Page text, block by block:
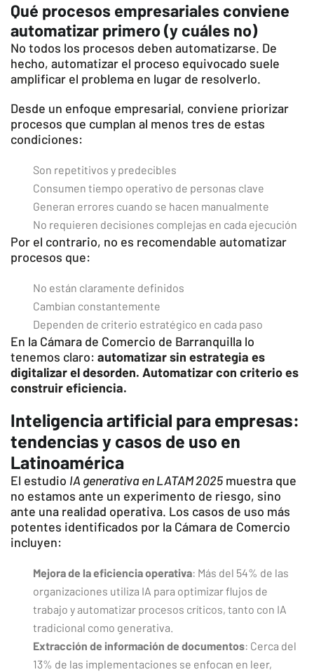
Qué procesos empresariales conviene
automatizar primero (y cuáles no)
No todos los procesos deben automatizarse. De
hecho, automatizar el proceso equivocado suele
amplificar el problema en lugar de resolverlo.
Desde un enfoque empresarial, conviene priorizar
procesos que cumplan al menos tres de estas
condiciones:
Son repetitivos y predecibles
Consumen tiempo operativo de personas clave
Generan errores cuando se hacen manualmente
No requieren decisiones complejas en cada ejecución
Por el contrario, no es recomendable automatizar
procesos que:
No están claramente definidos
Cambian constantemente
Dependen de criterio estratégico en cada paso
En la Cámara de Comercio de Barranquilla lo
tenemos claro: automatizar sin estrategia es
digitalizar el desorden. Automatizar con criterio es
construir eficiencia.
Inteligencia artificial para empresas:
tendencias y casos de uso en
Latinoamérica
El estudio IA generativa en LATAM 2025 muestra que
no estamos ante un experimento de riesgo, sino
ante una realidad operativa. Los casos de uso más
potentes identificados por la Cámara de Comercio
incluyen:
Mejora de la eficiencia operativa: Más del 54% de las
organizaciones utiliza IA para optimizar flujos de
trabajo y automatizar procesos críticos, tanto con IA
tradicional como generativa.
Extracción de información de documentos: Cerca del
13% de las implementaciones se enfocan en leer,